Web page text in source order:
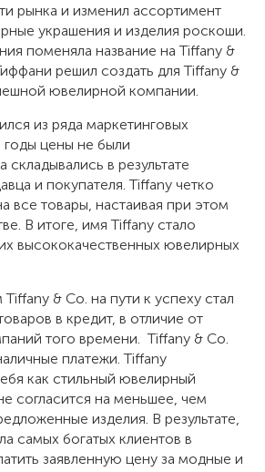
рынка и изменил ассортимент
украшения и изделия роскоши.
поменяла название на Tiffany &
решил создать для Tiffany &
ювелирной компании.
из ряда маркетинговых
цены не были
в результате
и покупателя. Tiffany четко
все товары, настаивая при этом
В итоге, имя Tiffany стало
высококачественных ювелирных
& Co. на пути к успеху стал
в кредит, в отличие от
того времени. Tiffany & Co.
платежи. Tiffany
как стильный ювелирный
согласится на меньшее, чем
изделия. В результате,
самых богатых клиентов в
заявленную цену за модные и